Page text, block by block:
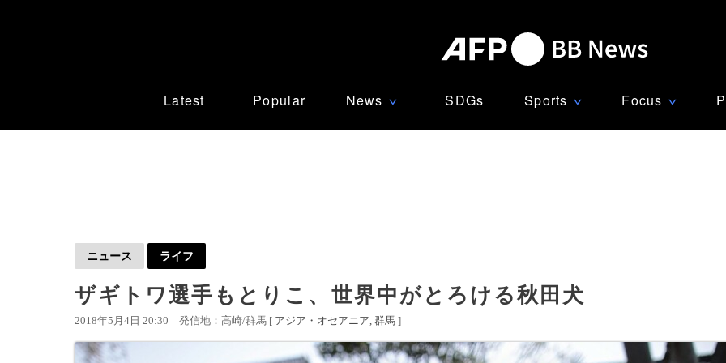
Latest Popular News ∨ SDGs Sports ∨ Focus ∨
ニュース ライフ
ザギトワ選手もとりこ、世界中がとろける秋田犬
2018年5月4日 20:30 発信地：高崎/群馬 [ アジア・オセアニア 群馬 ]